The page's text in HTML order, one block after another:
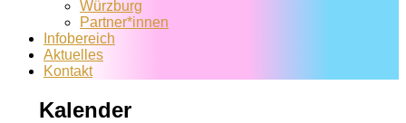
Würzburg
Partner*innen
Infobereich
Aktuelles
Kontakt
Kalender